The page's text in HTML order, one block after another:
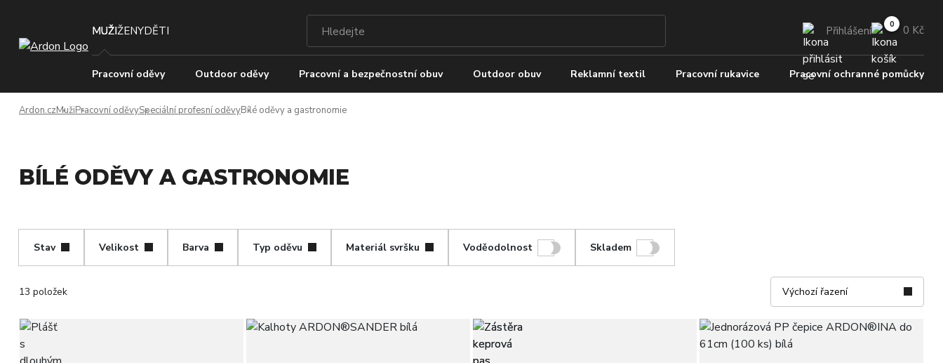
MUŽIŽENYDĚTI Přihlášení 0 Kč
Pracovní oděvy Outdoor oděvy Pracovní a bezpečnostní obuv Outdoor obuv Reklamní textil Pracovní rukavice Pracovní ochranné pomůcky
Ardon.czMužiPracovní oděvySpeciální profesní oděvyBílé oděvy a gastronomie
BÍLÉ ODĚVY A GASTRONOMIE
Stav Velikost Barva Typ oděvu Materiál svršku Voděodolnost Skladem
13 položek Výchozí řazení